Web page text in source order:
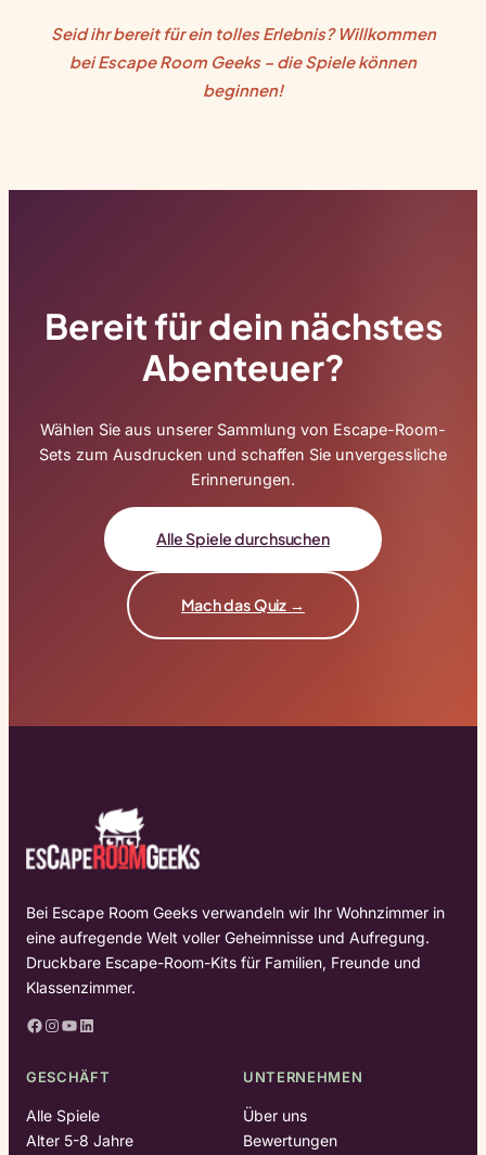
Seid ihr bereit für ein tolles Erlebnis? Willkommen
bei Escape Room Geeks – die Spiele können
beginnen!
Bereit für dein nächstes
Abenteuer?
Wählen Sie aus unserer Sammlung von Escape-Room-
Sets zum Ausdrucken und schaffen Sie unvergessliche
Erinnerungen.
Alle Spiele durchsuchen
Mach das Quiz →
Bei Escape Room Geeks verwandeln wir Ihr Wohnzimmer in
eine aufregende Welt voller Geheimnisse und Aufregung.
Druckbare Escape-Room-Kits für Familien, Freunde und
Klassenzimmer.
Facebook Instagram YouTube LinkedIn
GESCHÄFT
Alle Spiele
Alter 5-8 Jahre
UNTERNEHMEN
Über uns
Bewertungen